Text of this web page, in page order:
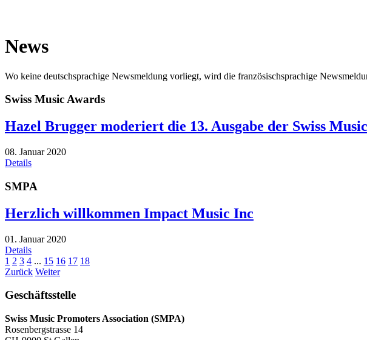
News
Wo keine deutschsprachige Newsmeldung vorliegt, wird die französischsprachige
Swiss Music Awards
Hazel Brugger moderiert die 13. Ausgabe der Swiss
08. Januar 2020
Details
SMPA
Herzlich willkommen Impact Music Inc
01. Januar 2020
Details
1 2 3 4 ... 15 16 17 18
Zurück Weiter
Geschäftsstelle
Swiss Music Promoters Association (SMPA)
Rosenbergstrasse 14